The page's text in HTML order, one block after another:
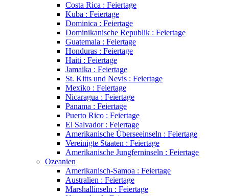
Costa Rica : Feiertage
Kuba : Feiertage
Dominica : Feiertage
Dominikanische Republik : Feiertage
Guatemala : Feiertage
Honduras : Feiertage
Haiti : Feiertage
Jamaika : Feiertage
St. Kitts und Nevis : Feiertage
Mexiko : Feiertage
Nicaragua : Feiertage
Panama : Feiertage
Puerto Rico : Feiertage
El Salvador : Feiertage
Amerikanische Überseeinseln : Feiertage
Vereinigte Staaten : Feiertage
Amerikanische Jungferninseln : Feiertage
Ozeanien
Amerikanisch-Samoa : Feiertage
Australien : Feiertage
Marshallinseln : Feiertage